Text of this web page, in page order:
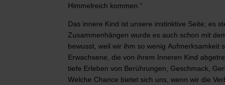
Himmelreich kommen.“
Das innere Kind ist unsere instinktive Seite; es
Zusammenhängen wurde es auch schon mit
bewusst, weil wir ihm so wenig Aufmerksamkeit
Erwachsene, die von ihrem Inneren Kind
tiefe Erleben von Berührungen, Geschmack,
Welche Chance bietet sich uns, wenn wir die